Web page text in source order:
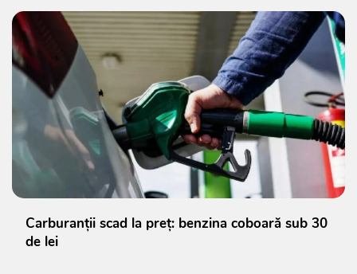
Carburanții scad la preț: benzina coboară sub 30
de lei